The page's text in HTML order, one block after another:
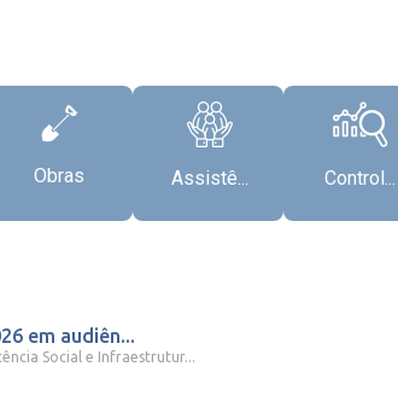
Obras Assistê... Control...
em audiên...
Social e Infraestrutur...